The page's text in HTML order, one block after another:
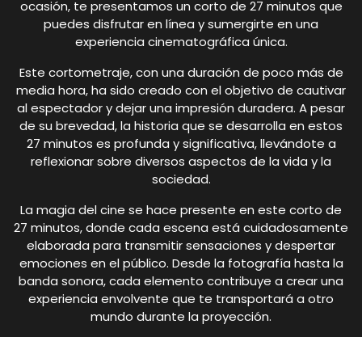
ocasión, te presentamos un corto de 27 minutos que
puedes disfrutar en línea y sumergirte en una
experiencia cinematográfica única.
Este cortometraje, con una duración de poco más de
media hora, ha sido creado con el objetivo de cautivar
al espectador y dejar una impresión duradera. A pesar
de su brevedad, la historia que se desarrolla en estos
27 minutos es profunda y significativa, llevándote a
reflexionar sobre diversos aspectos de la vida y la
sociedad.
La magia del cine se hace presente en este corto de
27 minutos, donde cada escena está cuidadosamente
elaborada para transmitir sensaciones y despertar
emociones en el público. Desde la fotografía hasta la
banda sonora, cada elemento contribuye a crear una
experiencia envolvente que te transportará a otro
mundo durante la proyección.